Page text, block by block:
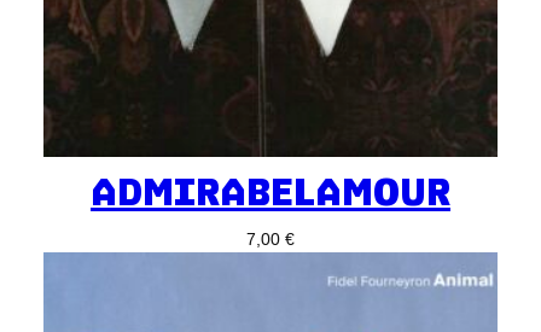
ADMIRABELAMOUR
7,00 €